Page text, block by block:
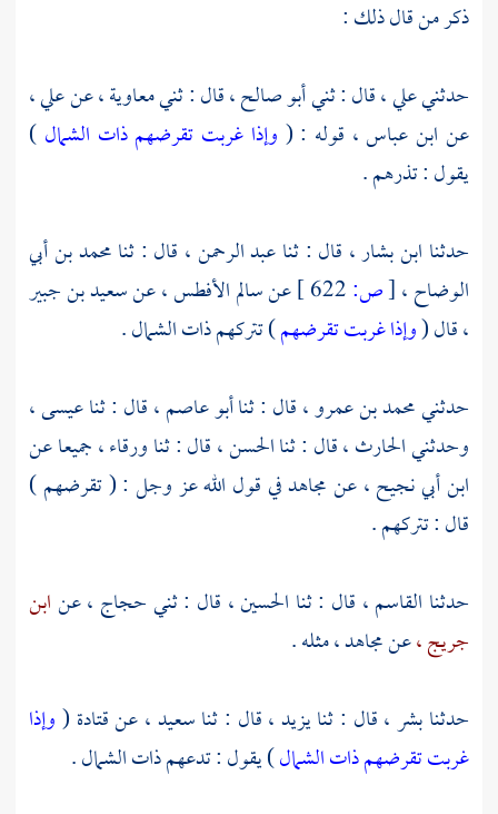
ذكر من قال ذلك :
حدثنيعلي ،قال : ثنيأبو صالح ،قال : ثنيمعاوية ،عنعلي ،
عن ابن عباس ، قوله : ( وإذا غربت تقرضهم ذات الشمال )
يقول : تذرهم .
حدثنا ابن بشار ، قال : ثناعبد الرحمن ، قال : ثنامحمد بن أبي
الوضاح ،[ص: عنسالم الأفطس ،عنسعيد بن جبير
،قال (وإذا غربت تقرضهم) تتركهم ذات الشمال .
حدثنيمحمد بن عمرو ،قال : ثناأبو عاصم ،قال : ثناعيسى،
وحدثنيالحارث ،قال : ثناالحسن ،قال : ثناورقاء ،جميعا عن
ابن أبي نجيح ،عنمجاهدفي قول الله عز وجل : ( تقرضهم )
قال : تتركهم .
حدثنا القاسم ، قال : ثنا الحسين ، قال : ثنيحجاج ،عنابن
جريج ،عنمجاهد ،مثله .
حدثنابشر ،قال : ثنايزيد ،قال : ثناسعيد ،عنقتادة (وإذا
غربت تقرضهم ذات الشمال) يقول : تدعهم ذات الشمال .